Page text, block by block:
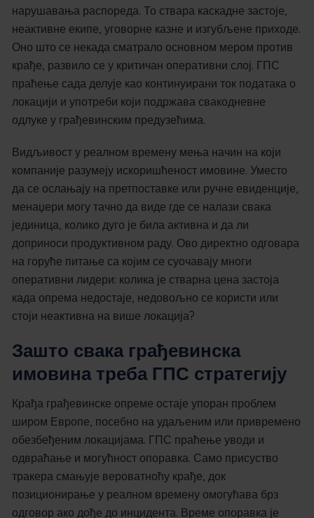
нарушавања распореда. То ствара каскадне застоје,
неактивне екипе, уговорне казне и изгубљене приходе.
Оно што се некада сматрало основном мером против
крађе, развило се у критичан оперативни слој. ГПС
праћење сада делује као континуирани ток података о
локацији и употреби који подржава свакодневне
одлуке у грађевинским предузећима.
Видљивост у реалном времену мења начин на који
компаније разумеју искоришћеност имовине. Уместо
да се ослањају на претпоставке или ручне евиденције,
менаџери могу тачно да виде где се налази свака
јединица, колико дуго је била активна и да ли
доприноси продуктивном раду. Ово директно одговара
на горуће питање са којим се суочавају многи
оперативни лидери: колика је стварна цена застоја
када опрема недостаје, недовољно се користи или
стоји неактивна на више локација?
Зашто свака грађевинска
имовина треба ГПС стратегију
Крађа грађевинске опреме остаје упоран проблем
широм Европе, посебно на удаљеним или привремено
обезбеђеним локацијама. ГПС праћење уводи и
одвраћање и могућност опоравка. Само присуство
тракера смањује вероватноћу крађе, док
позиционирање у реалном времену омогућава брз
одговор ако дође до инцидента. Време опоравка је